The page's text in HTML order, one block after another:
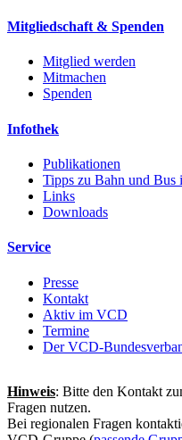
Mitgliedschaft & Spenden
Mitglied werden
Mitmachen
Spenden
Infothek
Publikationen
Tipps zu Bahn und Bus
Links
Downloads
Service
Presse
Kontakt
Aktiv im VCD
Termine
Der VCD-
Hinweis: Bitte den Kontakt
Fragen nutzen.
Bei regionalen Fragen